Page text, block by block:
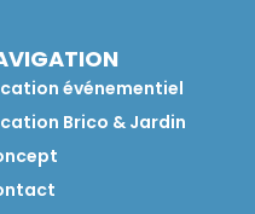
événementiel
Brico & Jardin